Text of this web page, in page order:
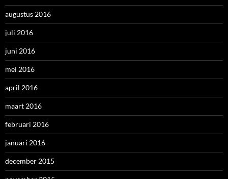
augustus 2016
juli 2016
juni 2016
mei 2016
april 2016
maart 2016
februari 2016
januari 2016
december 2015